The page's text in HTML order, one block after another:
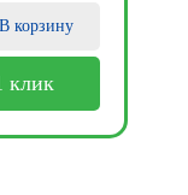
В корзину
клик